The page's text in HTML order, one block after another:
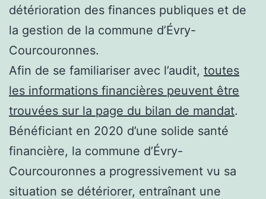
détérioration des finances publiques et de
la gestion de la commune d’Évry-
Courcouronnes.
Afin de se familiariser avec l’audit, toutes
les informations financières peuvent être
trouvées sur la page du bilan de mandat.
Bénéficiant en 2020 d’une solide santé
financière, la commune d’Évry-
Courcouronnes a progressivement vu sa
situation se détériorer, entraînant une